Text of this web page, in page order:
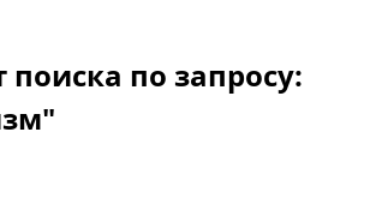
поиска по запросу: